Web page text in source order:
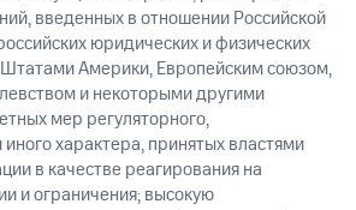
введенных в отношении Российской
юридических и физических
Америки, Европейским союзом,
и некоторыми другими
мер регуляторного,
характера, принятых властями
в качестве реагирования на
и ограничения; высокую